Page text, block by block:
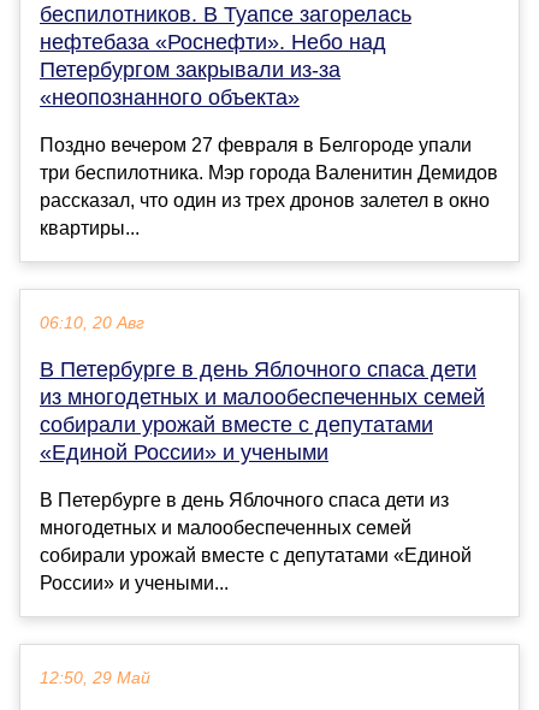
беспилотников. В Туапсе загорелась
нефтебаза «Роснефти». Небо над
Петербургом закрывали из-за
«неопознанного объекта»
Поздно вечером 27 февраля в Белгороде упали
три беспилотника. Мэр города Валенитин Демидов
рассказал, что один из трех дронов залетел в окно
квартиры...
06:10, 20 Авг
В Петербурге в день Яблочного спаса дети
из многодетных и малообеспеченных семей
собирали урожай вместе с депутатами
«Единой России» и учеными
В Петербурге в день Яблочного спаса дети из
многодетных и малообеспеченных семей
собирали урожай вместе с депутатами «Единой
России» и учеными...
12:50, 29 Май